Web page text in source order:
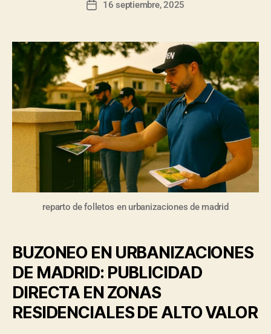
16 septiembre, 2025
reparto de folletos en urbanizaciones de madrid
BUZONEO EN URBANIZACIONES
DE MADRID: PUBLICIDAD
DIRECTA EN ZONAS
RESIDENCIALES DE ALTO VALOR